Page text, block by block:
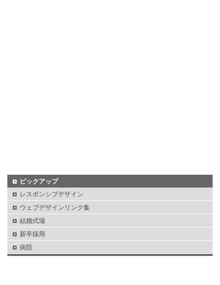
ピックアップ
レスポンシブデザイン
ウェブデザインリンク集
結婚式場
新卒採用
病院